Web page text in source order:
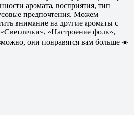
аромата, восприятия, тип
предпочтения. Можем
внимание на другие ароматы с
«Настроение фолк»,
они понравятся вам больше ☀️